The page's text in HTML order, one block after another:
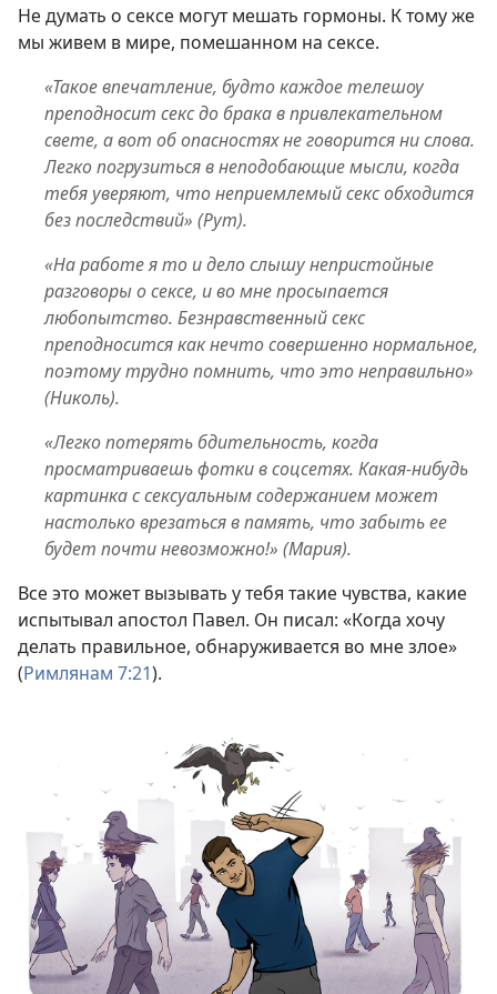
Не думать о сексе могут мешать гормоны. К тому же
мы живем в мире, помешанном на сексе.
«Такое впечатление, будто каждое телешоу
преподносит секс до брака в привлекательном
свете, а вот об опасностях не говорится ни слова.
Легко погрузиться в неподобающие мысли, когда
тебя уверяют, что неприемлемый секс обходится
без последствий» (Рут).
«На работе я то и дело слышу непристойные
разговоры о сексе, и во мне просыпается
любопытство. Безнравственный секс
преподносится как нечто совершенно нормальное,
поэтому трудно помнить, что это неправильно»
(Николь).
«Легко потерять бдительность, когда
просматриваешь фотки в соцсетях. Какая-нибудь
картинка с сексуальным содержанием может
настолько врезаться в память, что забыть ее
будет почти невозможно!» (Мария).
Все это может вызывать у тебя такие чувства, какие
испытывал апостол Павел. Он писал: «Когда хочу
делать правильное, обнаруживается во мне злое»
(Римлянам 7:21).